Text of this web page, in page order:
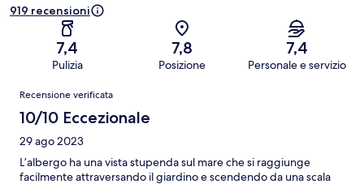
919 recensioni
7,4
Pulizia
7,8
Posizione
7,4
Personale e servizio
Recensioni
Recensione verificata
10/10 Eccezionale
29 ago 2023
L’albergo ha una vista stupenda sul mare che si raggiunge
facilmente attraversando il giardino e scendendo da una scala